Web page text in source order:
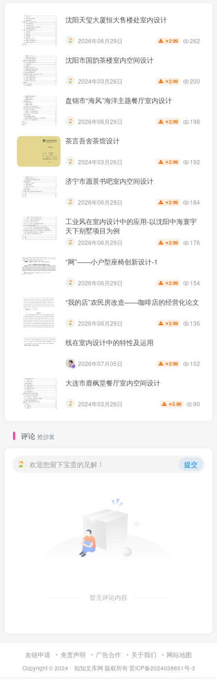
第4页 / 共17页
第5页 / 共17页
沈阳天玺大厦恒大售楼处室内设计
2026年06月29日 ￥2.99 262
沈阳市国韵茶楼室内空间设计
2024年03月26日 ￥2.99 200
盘锦市“海风”海洋主题餐厅室内设计
2026年06月29日 ￥2.99 198
茶言吾舍茶馆设计
2024年03月26日 ￥2.99 192
济宁市愿景书吧室内空间设计
2026年06月29日 ￥2.99 184
工业风在室内设计中的应用-以沈阳中海寰宇
天下别墅项目为例
2026年06月29日 ￥2.99 176
“网”——小户型座椅创新设计-1
2026年06月29日 ￥2.99 154
“我的店”农民房改造——咖啡店的经营化论文
2026年06月29日 ￥2.99 136
线在室内设计中的特性及运用
2026年07月05日 ￥2.99 102
大连市鹿枫堂餐厅室内空间设计
2024年03月26日 ￥2.99 90
评论 抢沙发
欢迎您留下宝贵的见解！ 提交
暂无评论内容
友链申请 免责声明 广告合作 关于我们 网站地图
Copyright © 2024 · 知知文库网 版权所有晋ICP备2024039851号-3